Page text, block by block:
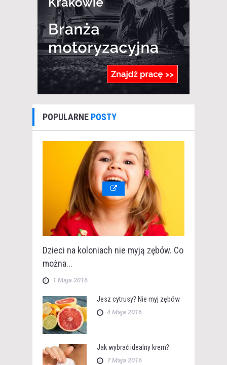
POPULARNE POSTY
Dzieci na koloniach nie myją zębów. Co
można...
1 Maja 2016
Jesz cytrusy? Nie myj zębów
4 Maja 2016
Jak wybrać idealny krem?
7 Maja 2016